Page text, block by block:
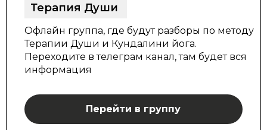
Терапия Души
Офлайн группа, где будут разборы по методу
Терапии Души и Кундалини йога.
Переходите в телеграм канал, там будет вся
информация
Перейти в группу